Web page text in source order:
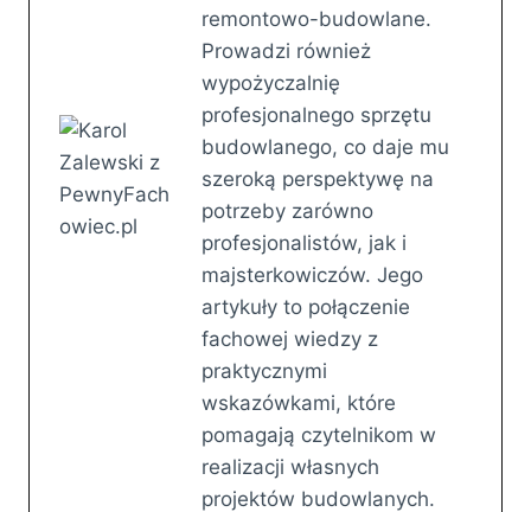
remontowo-budowlane.
Prowadzi również
wypożyczalnię
profesjonalnego sprzętu
budowlanego, co daje mu
szeroką perspektywę na
potrzeby zarówno
profesjonalistów, jak i
majsterkowiczów. Jego
artykuły to połączenie
fachowej wiedzy z
praktycznymi
wskazówkami, które
pomagają czytelnikom w
realizacji własnych
projektów budowlanych.